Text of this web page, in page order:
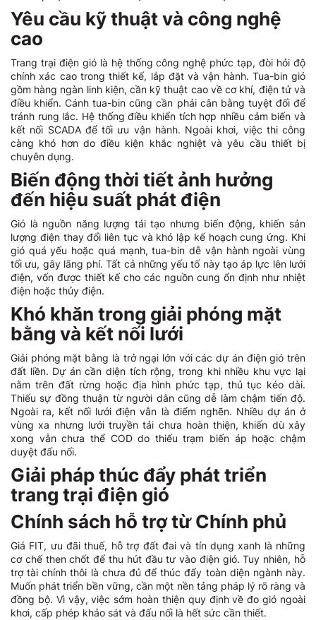
Yêu cầu kỹ thuật và công nghệ
cao
Trang trại điện gió là hệ thống công nghệ phức tạp, đòi hỏi độ
chính xác cao trong thiết kế, lắp đặt và vận hành. Tua-bin gió
gồm hàng ngàn linh kiện, cần kỹ thuật cao về cơ khí, điện tử và
điều khiển. Cánh tua-bin cũng cần phải cân bằng tuyệt đối để
tránh rung lắc. Hệ thống điều khiển tích hợp nhiều cảm biến và
kết nối SCADA để tối ưu vận hành. Ngoài khơi, việc thi công
càng khó hơn do điều kiện khắc nghiệt và yêu cầu thiết bị
chuyên dụng.
Biến động thời tiết ảnh hưởng
đến hiệu suất phát điện
Gió là nguồn năng lượng tái tạo nhưng biến động, khiến sản
lượng điện thay đổi liên tục và khó lập kế hoạch cung ứng. Khi
gió quá yếu hoặc quá mạnh, tua-bin dễ vận hành ngoài vùng
tối ưu, gây lãng phí. Tất cả những yếu tố này tạo áp lực lên lưới
điện, vốn được thiết kế cho các nguồn cung ổn định như nhiệt
điện hoặc thủy điện.
Khó khăn trong giải phóng mặt
bằng và kết nối lưới
Giải phóng mặt bằng là trở ngại lớn với các dự án điện gió trên
đất liền. Dự án cần diện tích rộng, trong khi nhiều khu vực lại
nằm trên đất rừng hoặc địa hình phức tạp, thủ tục kéo dài.
Thiếu sự đồng thuận từ người dân cũng dễ làm chậm tiến độ.
Ngoài ra, kết nối lưới điện vẫn là điểm nghẽn. Nhiều dự án ở
vùng xa nhưng lưới truyền tải chưa hoàn thiện, khiến dù xây
xong vẫn chưa thể COD do thiếu trạm biến áp hoặc chậm
duyệt đấu nối.
Giải pháp thúc đẩy phát triển
trang trại điện gió
Chính sách hỗ trợ từ Chính phủ
Giá FIT, ưu đãi thuế, hỗ trợ đất đai và tín dụng xanh là những
cơ chế then chốt để thu hút đầu tư vào điện gió. Tuy nhiên, hỗ
trợ tài chính thôi là chưa đủ để thúc đẩy toàn diện ngành này.
Muốn phát triển bền vững, cần một nền tảng pháp lý rõ ràng và
đồng bộ. Vì vậy, việc sớm hoàn thiện quy định về đo gió ngoài
khơi, cấp phép khảo sát và đấu nối là hết sức cần thiết.